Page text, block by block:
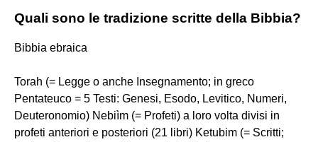
Quali sono le tradizione scritte della Bibbia?
Bibbia ebraica
Torah (= Legge o anche Insegnamento; in greco
Pentateuco = 5 Testi: Genesi, Esodo, Levitico, Numeri,
Deuteronomio) Nebiìm (= Profeti) a loro volta divisi in
profeti anteriori e posteriori (21 libri) Ketubim (= Scritti;